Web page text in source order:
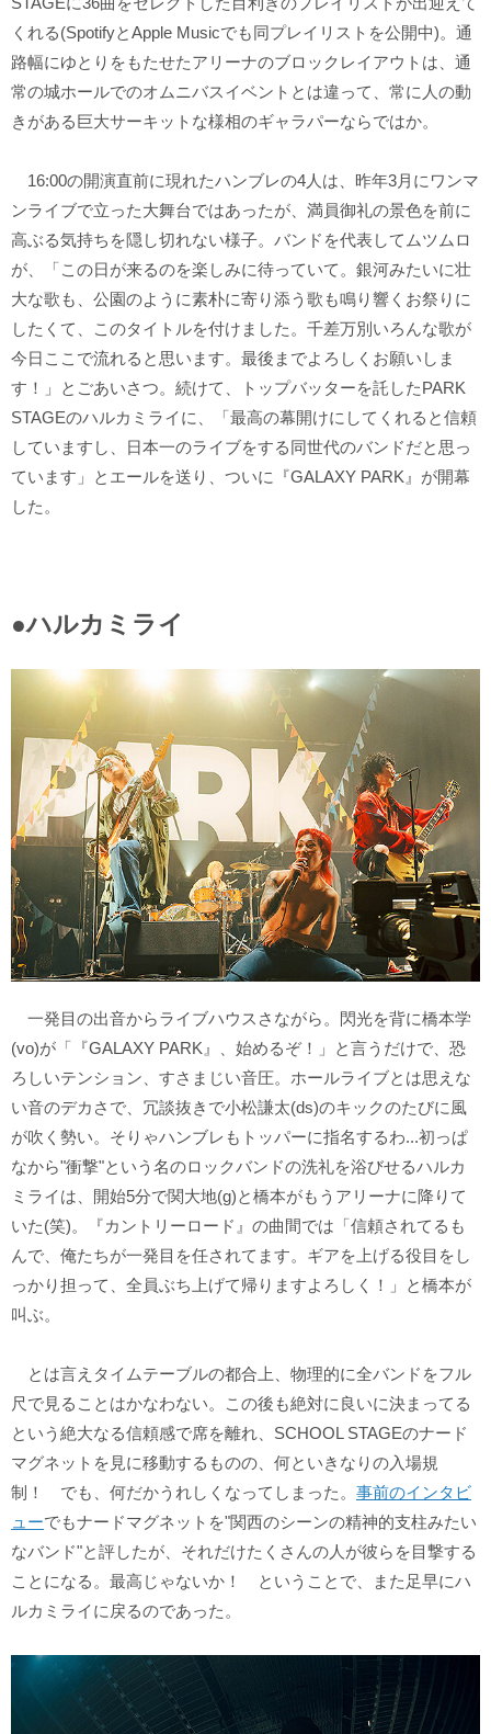
くれる(SpotifyとApple Musicでも同プレイリストを公開中)。通
路幅にゆとりをもたせたアリーナのブロックレイアウトは、通
常の城ホールでのオムニバスイベントとは違って、常に人の動
きがある巨大サーキットな様相のギャラパーならではか。
16:00の開演直前に現れたハンブレの4人は、昨年3月にワンマ
ンライブで立った大舞台ではあったが、満員御礼の景色を前に
高ぶる気持ちを隠し切れない様子。バンドを代表してムツムロ
が、「この日が来るのを楽しみに待っていて。銀河みたいに壮
大な歌も、公園のように素朴に寄り添う歌も鳴り響くお祭りに
したくて、このタイトルを付けました。千差万別いろんな歌が
今日ここで流れると思います。最後までよろしくお願いしま
す！」とごあいさつ。続けて、トップバッターを託したPARK
STAGEのハルカミライに、「最高の幕開けにしてくれると信頼
していますし、日本一のライブをする同世代のバンドだと思っ
ています」とエールを送り、ついに『GALAXY PARK』が開幕
した。
●ハルカミライ
一発目の出音からライブハウスさながら。閃光を背に橋本学
(vo)が「『GALAXY PARK』、始めるぞ！」と言うだけで、恐
ろしいテンション、すさまじい音圧。ホールライブとは思えな
い音のデカさで、冗談抜きで小松謙太(ds)のキックのたびに風
が吹く勢い。そりゃハンブレもトッパーに指名するわ...初っぱ
なから"衝撃"という名のロックバンドの洗礼を浴びせるハルカ
ミライは、開始5分で関大地(g)と橋本がもうアリーナに降りて
いた(笑)。『カントリーロード』の曲間では「信頼されてるも
んで、俺たちが一発目を任されてます。ギアを上げる役目をし
っかり担って、全員ぶち上げて帰りますよろしく！」と橋本が
叫ぶ。
とは言えタイムテーブルの都合上、物理的に全バンドをフル
尺で見ることはかなわない。この後も絶対に良いに決まってる
という絶大なる信頼感で席を離れ、SCHOOL STAGEのナード
マグネットを見に移動するものの、何といきなりの入場規
制！ でも、何だかうれしくなってしまった。 事前のインタビ
ューでもナードマグネットを"関西のシーンの精神的支柱みたい
なバンド"と評したが、それだけたくさんの人が彼らを目撃する
ことになる。最高じゃないか！ ということで、また足早にハ
ルカミライに戻るのであった。